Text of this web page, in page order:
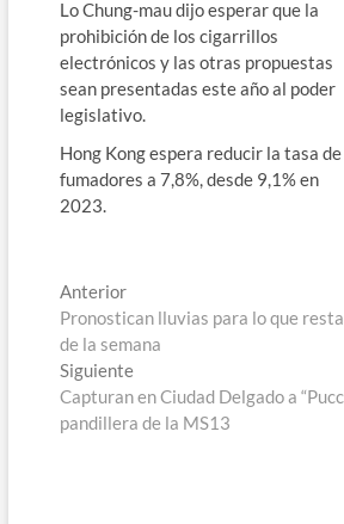
Lo Chung-mau dijo esperar que la
prohibición de los cigarrillos
electrónicos y las otras propuestas
sean presentadas este año al poder
legislativo.
Hong Kong espera reducir la tasa de
fumadores a 7,8%, desde 9,1% en
2023.
Navegación
de
entradas
AnteriorEntrada
anterior:
Pronostican lluvias para lo que resta
de la semana
SiguienteEntrada
siguiente:
Capturan en Ciudad Delgado a
pandillera de la MS13